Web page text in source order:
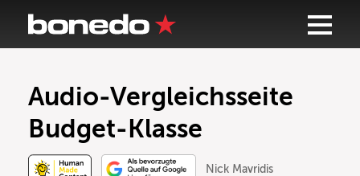
Audio-Vergleichsseite
Budget-Klasse
Nick Mavridis